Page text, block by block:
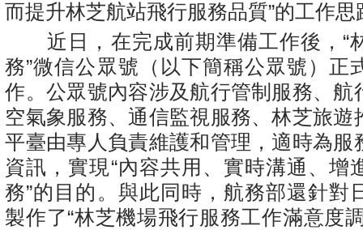
而提升林芝航站飛行服務品質”的工作思
近日，在完成前期準備工作後，“
務”微信公眾號（以下簡稱公眾號）正
作。公眾號內容涉及航行管制服務、航
空氣象服務、通信監視服務、林芝旅遊
平臺由專人負責維護和管理，適時為服
資訊，實現“內容共用、實時溝通、增
務”的目的。與此同時，航務部還針對
製作了“林芝機場飛行服務工作滿意度